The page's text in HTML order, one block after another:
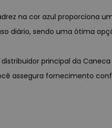
na cor azul proporciona
diário, sendo uma ótima
principal da
assegura fornecimento